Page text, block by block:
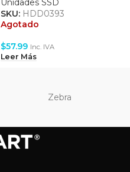
Unidades SSD
SKU: HDD0393
Agotado
$57.99 Inc. IVA
Leer Más
Zebra